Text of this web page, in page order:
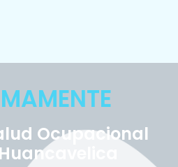
Ocupacional